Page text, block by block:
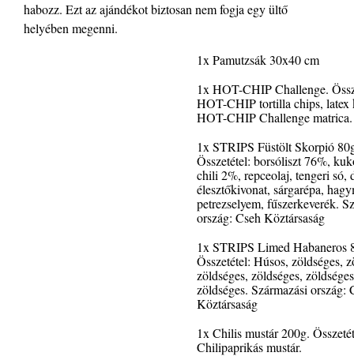
habozz. Ezt az ajándékot biztosan nem fogja egy ültő
helyében megenni.
1x Pamutzsák 30x40 cm
1x HOT-CHIP Challenge.
HOT-CHIP tortilla chips, latex
HOT-CHIP Challenge matrica.
1x STRIPS Füstölt Skorpió
Összetétel: borsóliszt 76%,
chili 2%, repceolaj, tengeri só,
élesztőkivonat, sárgarépa,
petrezselyem, fűszerkeverék.
ország: Cseh Köztársaság
1x STRIPS Limed Habaneros
Összetétel: Húsos, zöldséges,
zöldséges, zöldséges,
zöldséges. Származási ország:
Köztársaság
1x Chilis mustár 200g.
Chilipaprikás mustár.